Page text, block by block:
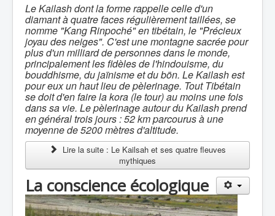
Le Kailash dont la forme rappelle celle d'un
diamant à quatre faces régulièrement taillées, se
nomme "Kang Rinpoché" en tibétain, le "Précieux
joyau des neiges". C'est une montagne sacrée pour
plus d'un milliard de personnes dans le monde,
principalement les fidèles de l'hindouisme, du
bouddhisme, du jaïnisme et du bön. Le Kailash est
pour eux un haut lieu de pèlerinage. Tout Tibétain
se doit d'en faire la kora (le tour) au moins une fois
dans sa vie. Le pèlerinage autour du Kailash prend
en général trois jours : 52 km parcourus à une
moyenne de 5200 mètres d'altitude.
Lire la suite : Le Kailsah et ses quatre fleuves
mythiques
La conscience écologique